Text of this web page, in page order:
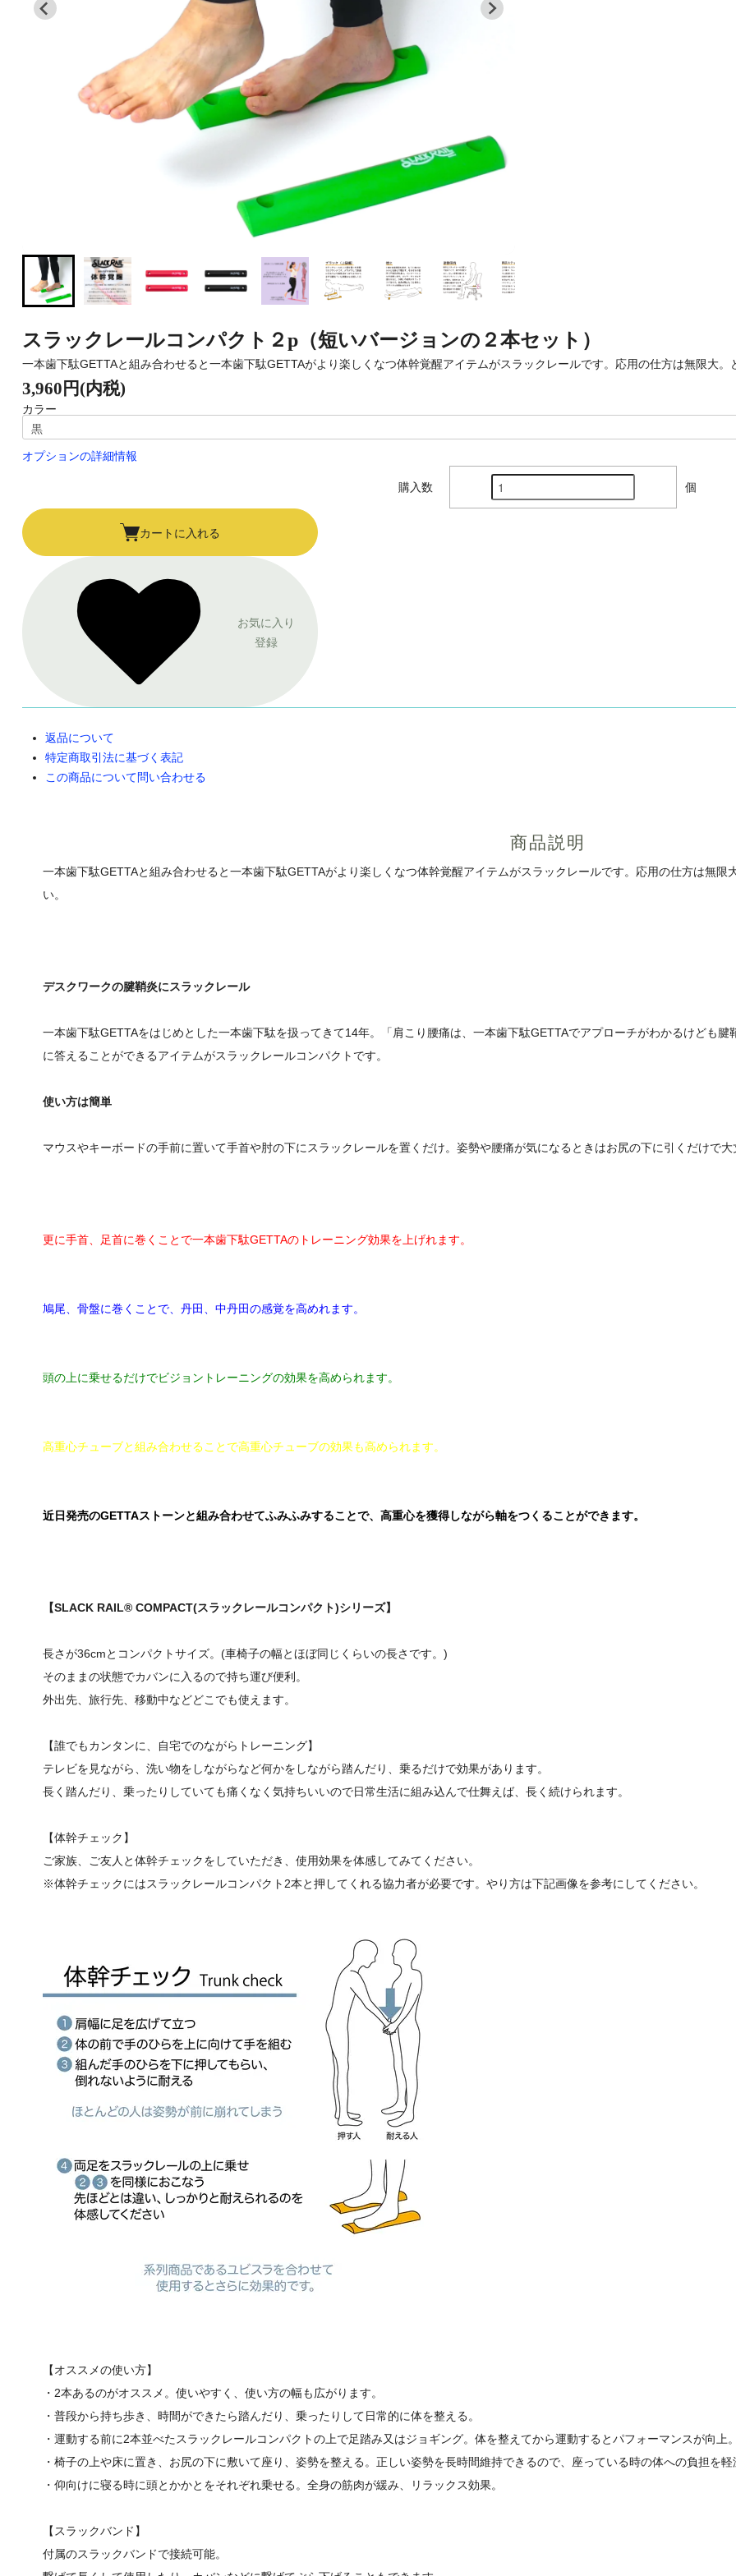
スラックレールコンパクト２p（短いバージョンの２本セット）
一本歯下駄GETTAと組み合わせると一本歯下駄GETTAがより楽しくなつ体幹覚醒アイテムがスラックレールです。応用の仕方は無限大。
3,960円(内税)
カラー
オプションの詳細情報
購入数 個
カートに入れる
お気に入り
登録
返品について
特定商取引法に基づく表記
この商品について問い合わせる
商品説明
一本歯下駄GETTAと組み合わせると一本歯下駄GETTAがより楽しくなつ体幹覚醒アイテムがスラックレールです。応用の仕方は無
い。
デスクワークの腱鞘炎にスラックレール
一本歯下駄GETTAをはじめとした一本歯下駄を扱ってきて14年。「肩こり腰痛は、一本歯下駄GETTAでアプローチがわかるけども
に答えることができるアイテムがスラックレールコンパクトです。
使い方は簡単
マウスやキーボードの手前に置いて手首や肘の下にスラックレールを置くだけ。姿勢や腰痛が気になるときはお尻の下に引くだけで大
更に手首、足首に巻くことで一本歯下駄GETTAのトレーニング効果を上げれます。
鳩尾、骨盤に巻くことで、丹田、中丹田の感覚を高めれます。
頭の上に乗せるだけでビジョントレーニングの効果を高められます。
高重心チューブと組み合わせることで高重心チューブの効果も高められます。
近日発売のGETTAストーンと組み合わせてふみふみすることで、高重心を獲得しながら軸をつくることができます。
【SLACK RAIL®︎ COMPACT(スラックレールコンパクト)シリーズ】
長さが36cmとコンパクトサイズ。(車椅子の幅とほぼ同じくらいの長さです。)
そのままの状態でカバンに入るので持ち運び便利。
外出先、旅行先、移動中などどこでも使えます。
【誰でもカンタンに、自宅でのながらトレーニング】
テレビを見ながら、洗い物をしながらなど何かをしながら踏んだり、乗るだけで効果があります。
長く踏んだり、乗ったりしていても痛くなく気持ちいいので日常生活に組み込んで仕舞えば、長く続けられます。
【体幹チェック】
ご家族、ご友人と体幹チェックをしていただき、使用効果を体感してみてください。
※体幹チェックにはスラックレールコンパクト2本と押してくれる協力者が必要です。やり方は下記画像を参考にしてください。
【オススメの使い方】
・2本あるのがオススメ。使いやすく、使い方の幅も広がります。
・普段から持ち歩き、時間ができたら踏んだり、乗ったりして日常的に体を整える。
・運動する前に2本並べたスラックレールコンパクトの上で足踏み又はジョギング。体を整えてから運動するとパフォーマンスが向上
・椅子の上や床に置き、お尻の下に敷いて座り、姿勢を整える。正しい姿勢を長時間維持できるので、座っている時の体への負担を軽
・仰向けに寝る時に頭とかかとをそれぞれ乗せる。全身の筋肉が緩み、リラックス効果。
【スラックバンド】
付属のスラックバンドで接続可能。